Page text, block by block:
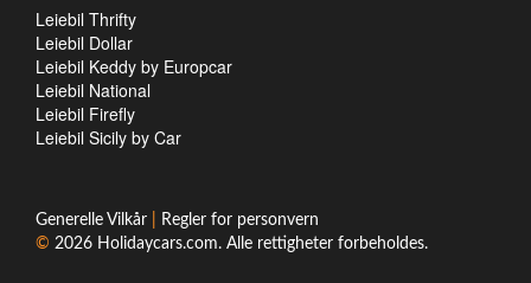
Leiebil Thrifty
Leiebil Dollar
Leiebil Keddy by Europcar
Leiebil National
Leiebil Firefly
Leiebil Sicily by Car
Generelle Vilkår
Regler for personvern
© 2026 Holidaycars.com. Alle rettigheter forbeholdes.